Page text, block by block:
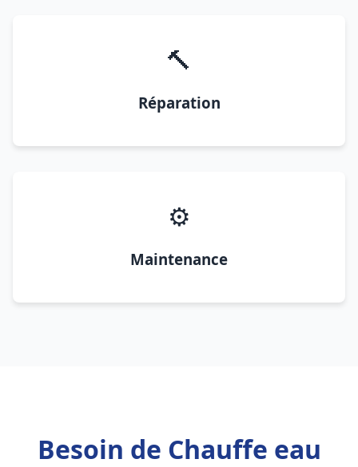
🔨
Réparation
⚙️
Maintenance
Besoin de Chauffe eau